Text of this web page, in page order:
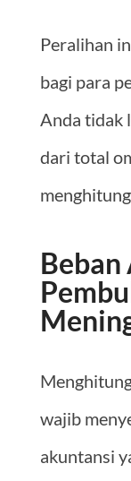
Peralihan
bagi para
Anda tidak
dari total
wajib
akuntansi